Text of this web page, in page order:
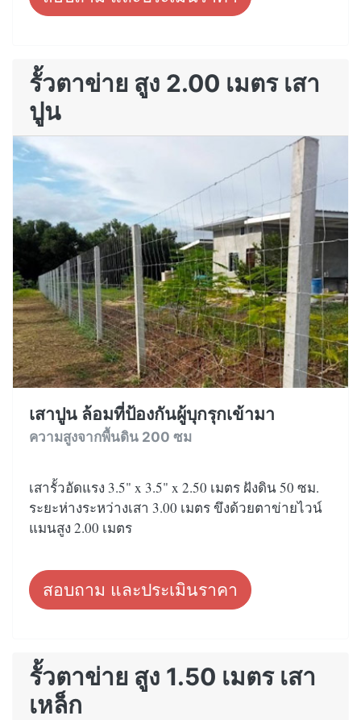
รั้วตาข่าย สูง 2.00 เมตร เสา
ปูน
เสาปูน ล้อมที่ป้องกันผู้บุกรุกเข้ามา
ความสูงจากพื้นดิน 200 ซม
เสารั้วอัดแรง 3.5" x 3.5" x 2.50 เมตร ฝังดิน 50 ซม.
ระยะห่างระหว่างเสา 3.00 เมตร ขึงด้วยตาข่ายไวน์
แมนสูง 2.00 เมตร
สอบถาม และประเมินราคา
รั้วตาข่าย สูง 1.50 เมตร เสา
เหล็ก